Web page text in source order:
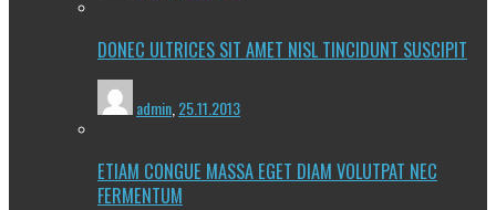
DONEC ULTRICES SIT AMET NISL TINCIDUNT SUSCIPIT
admin 25.11.2013
ETIAM CONGUE MASSA EGET DIAM VOLUTPAT NEC
FERMENTUM